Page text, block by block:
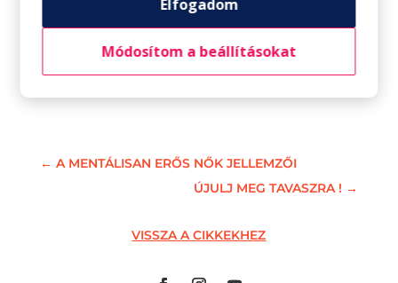
← A MENTÁLISAN ERŐS NŐK JELLEMZŐI
ÚJULJ MEG TAVASZRA ! →
VISSZA A CIKKEKHEZ
Elfogadom
Módosítom a beállításokat